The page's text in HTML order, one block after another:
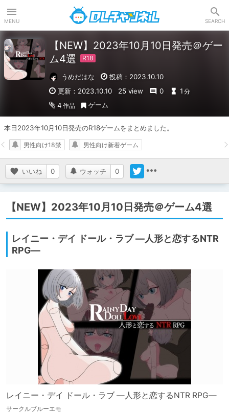
MENU SEARCH
【NEW】2023年10月10日発売＠ゲー
ム4選
うめだはな
投稿：2023.10.10
更新：2023.10.10
25 view 0 1 分
4 作品 ゲーム
本日2023年10月10日発売のR18ゲームをまとめました。
いいね 0 ウォッチ 0
男性向け18禁 男性向け新着ゲーム
【NEW】2023年10月10日発売＠ゲーム4選
レイニー・デイ ドール・ラブ ―人形と恋するNTR
RPG―
レイニー・デイ ドール・ラブ ―人形と恋するNTR RPG―
サークルブルーエモ